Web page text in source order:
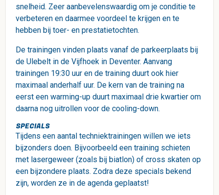
snelheid. Zeer aanbevelenswaardig om je conditie te
verbeteren en daarmee voordeel te krijgen en te
hebben bij toer- en prestatietochten.
De trainingen vinden plaats vanaf de parkeerplaats bij
de Ulebelt in de Vijfhoek in Deventer. Aanvang
trainingen 19:30 uur en de training duurt ook hier
maximaal anderhalf uur. De kern van de training na
eerst een warming-up duurt maximaal drie kwartier om
daarna nog uitrollen voor de cooling-down.
SPECIALS
Tijdens een aantal techniektrainingen willen we iets
bijzonders doen. Bijvoorbeeld een training schieten
met lasergeweer (zoals bij biatlon) of cross skaten op
een bijzondere plaats. Zodra deze specials bekend
zijn, worden ze in de agenda geplaatst!